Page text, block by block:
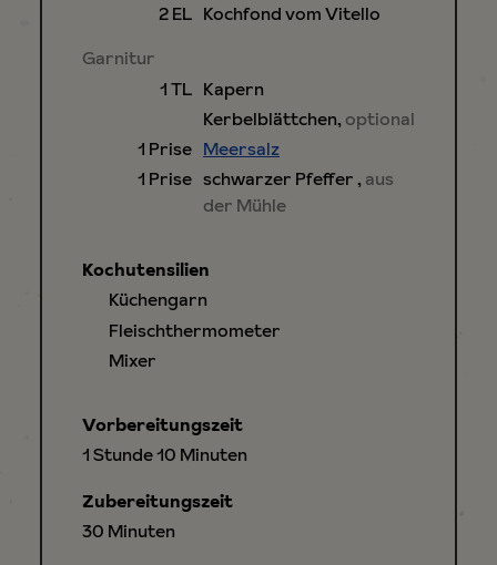
2EL Kochfond vom Vitello
Garnitur
1TL Kapern
Kerbelblättchen,optional
1 Prise Meersalz
1 Prise schwarzer Pfeffer,aus
der Mühle
Kochutensilien
Küchengarn
Fleischthermometer
Mixer
Vorbereitungszeit
1Stunde
Stunde10 Minuten
Minuten
Zubereitungszeit
30 Minuten
Minuten